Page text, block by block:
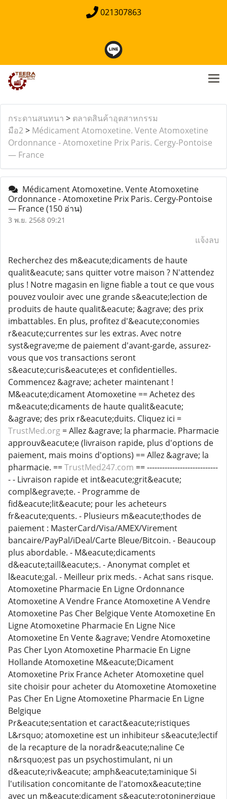
021307863
กระดานสนทนา > ตลาดสินค้าอุตสาหกรรม
มือ2> Médicament Atomoxetine. Vente Atomoxetine
Ordonnance - Atomoxetine Prix Paris. Cergy-Pontoise
— France
Médicament Atomoxetine. Vente Atomoxetine
Ordonnance - Atomoxetine Prix Paris. Cergy-Pontoise
— France(150 อ่าน)
3 พ.ย. 2568 09:21
แจ้งลบ
Recherchez des m&eacute;dicaments de haute
qualit&eacute; sans quitter votre maison ? N'attendez
plus ! Notre magasin en ligne fiable a tout ce que vous
pouvez vouloir avec une grande s&eacute;lection de
produits de haute qualit&eacute; &agrave; des prix
imbattables. En plus, profitez d'&eacute;conomies
r&eacute;currentes sur les extras. Avec notre
syst&egrave;me de paiement d'avant-garde, assurez-
vous que vos transactions seront
s&eacute;curis&eacute;es et confidentielles.
Commencez &agrave; acheter maintenant !
M&eacute;dicament Atomoxetine == Achetez des
m&eacute;dicaments de haute qualit&eacute;
&agrave; des prix r&eacute;duits. Cliquez ici =
TrustMed.org = Allez &agrave; la pharmacie. Pharmacie
approuv&eacute;e (livraison rapide, plus d'options de
paiement, mais moins d'options) == Allez &agrave; la
pharmacie. ==TrustMed247.com == ----------------------------
- - Livraison rapide et int&eacute;grit&eacute;
compl&egrave;te. - Programme de
fid&eacute;lit&eacute; pour les acheteurs
fr&eacute;quents. - Plusieurs m&eacute;thodes de
paiement : MasterCard/Visa/AMEX/Virement
bancaire/PayPal/iDeal/Carte Bleue/Bitcoin. - Beaucoup
plus abordable. - M&eacute;dicaments
d&eacute;taill&eacute;s. - Anonymat complet et
l&eacute;gal. - Meilleur prix meds. - Achat sans risque.
Atomoxetine Pharmacie En Ligne Ordonnance
Atomoxetine A Vendre France Atomoxetine A Vendre
Atomoxetine Pas Cher Belgique Vente Atomoxetine En
Ligne Atomoxetine Pharmacie En Ligne Nice
Atomoxetine En Vente &agrave; Vendre Atomoxetine
Pas Cher Lyon Atomoxetine Pharmacie En Ligne
Hollande Atomoxetine M&eacute;Dicament
Atomoxetine Prix France Acheter Atomoxetine quel
site choisir pour acheter du Atomoxetine Atomoxetine
Pas Cher En Ligne Atomoxetine Pharmacie En Ligne
Belgique
Pr&eacute;sentation et caract&eacute;ristiques
L&rsquo; atomoxetine est un inhibiteur s&eacute;lectif
de la recapture de la noradr&eacute;naline Ce
n&rsquo;est pas un psychostimulant, ni un
d&eacute;riv&eacute; amph&eacute;taminique Si
l'utilisation concomitante de l'atomox&eacute;tine
avec un m&eacute;dicament s&eacute;rotoninergique